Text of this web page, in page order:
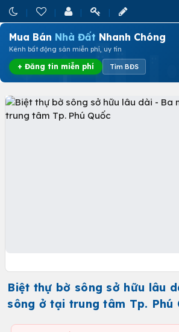
Mua Bán Nhà Đất Nhanh Chóng
Kênh bất động sản miễn phí, uy tín
+ Đăng tin miễn phí Tìm BĐS
Biệt thự bờ sông sở hữu lâu
sông ở tại trung tâm Tp. Phú